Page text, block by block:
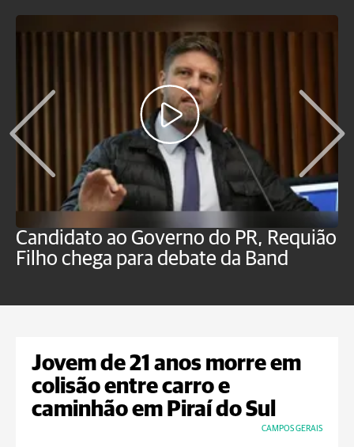
Candidato ao Governo do PR, Requião
Filho chega para debate da Band
Jovem de 21 anos morre em
colisão entre carro e
caminhão em Piraí do Sul
CAMPOS GERAIS